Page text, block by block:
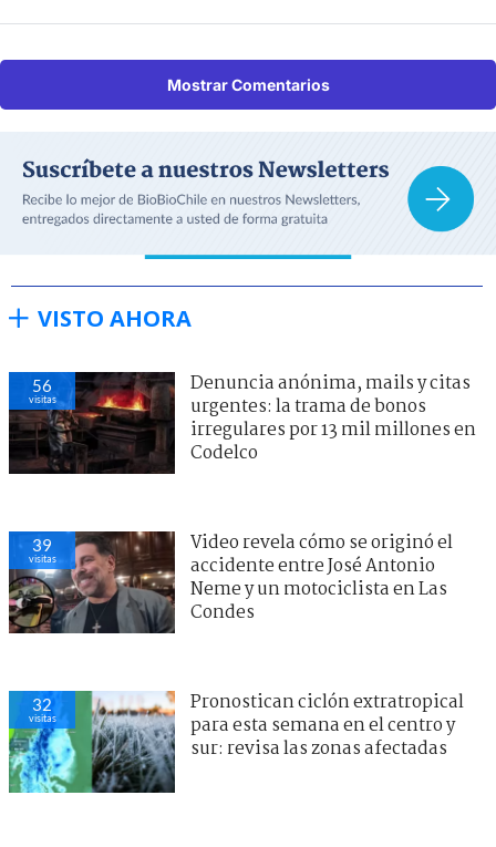
Mostrar Comentarios
VISTO AHORA
56
visitas
Denuncia anónima, mails y citas
urgentes: la trama de bonos
irregulares por 13 mil millones en
Codelco
39
visitas
Video revela cómo se originó el
accidente entre José Antonio
Neme y un motociclista en Las
Condes
32
visitas
Pronostican ciclón extratropical
para esta semana en el centro y
sur: revisa las zonas afectadas